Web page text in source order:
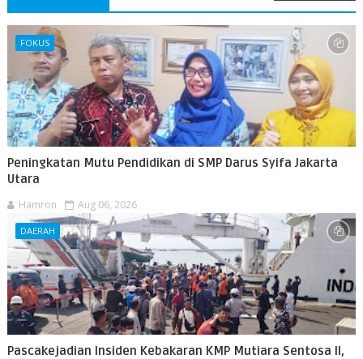
FOKUS
Peningkatan Mutu Pendidikan di SMP Darus Syifa Jakarta
Utara
Hamron Aug 06, 2026
DAERAH
Pascakejadian Insiden Kebakaran KMP Mutiara Sentosa II,